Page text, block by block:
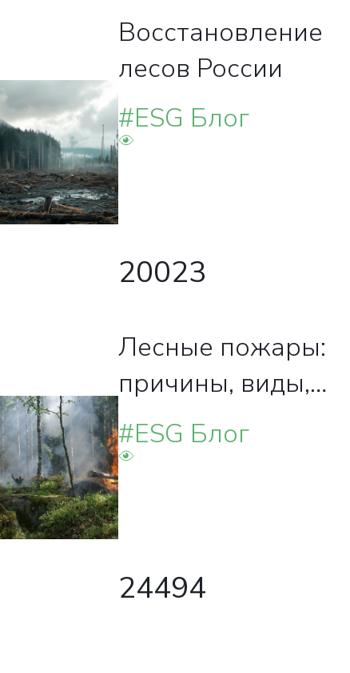
Восстановление
лесов России
#ESG Блог
20023
Лесные пожары:
причины, виды,
правила
безопасности
#ESG Блог
24494